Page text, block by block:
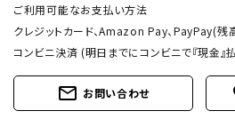
ご利用可能なお支払い方法
クレジットカード、Amazon Pay、PayPay(残
コンビニ決済 (明日までにコンビニで『現金』
mail_outline お問い合わせ